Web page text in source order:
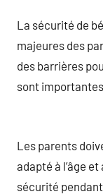
La sécurité de
majeures des
des barrières
sont
Les parents
adapté à l’âge
sécurité